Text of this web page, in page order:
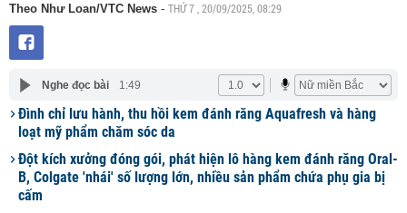
Theo Như Loan/VTC News - THỨ 7 , 20/09/2025, 08:29
Nghe đọc bài 1:49
Đình chỉ lưu hành, thu hồi kem đánh răng Aquafresh và hàng
loạt mỹ phẩm chăm sóc da
Đột kích xưởng đóng gói, phát hiện lô hàng kem đánh răng Oral-
B, Colgate 'nhái' số lượng lớn, nhiều sản phẩm chứa phụ gia bị
cấm